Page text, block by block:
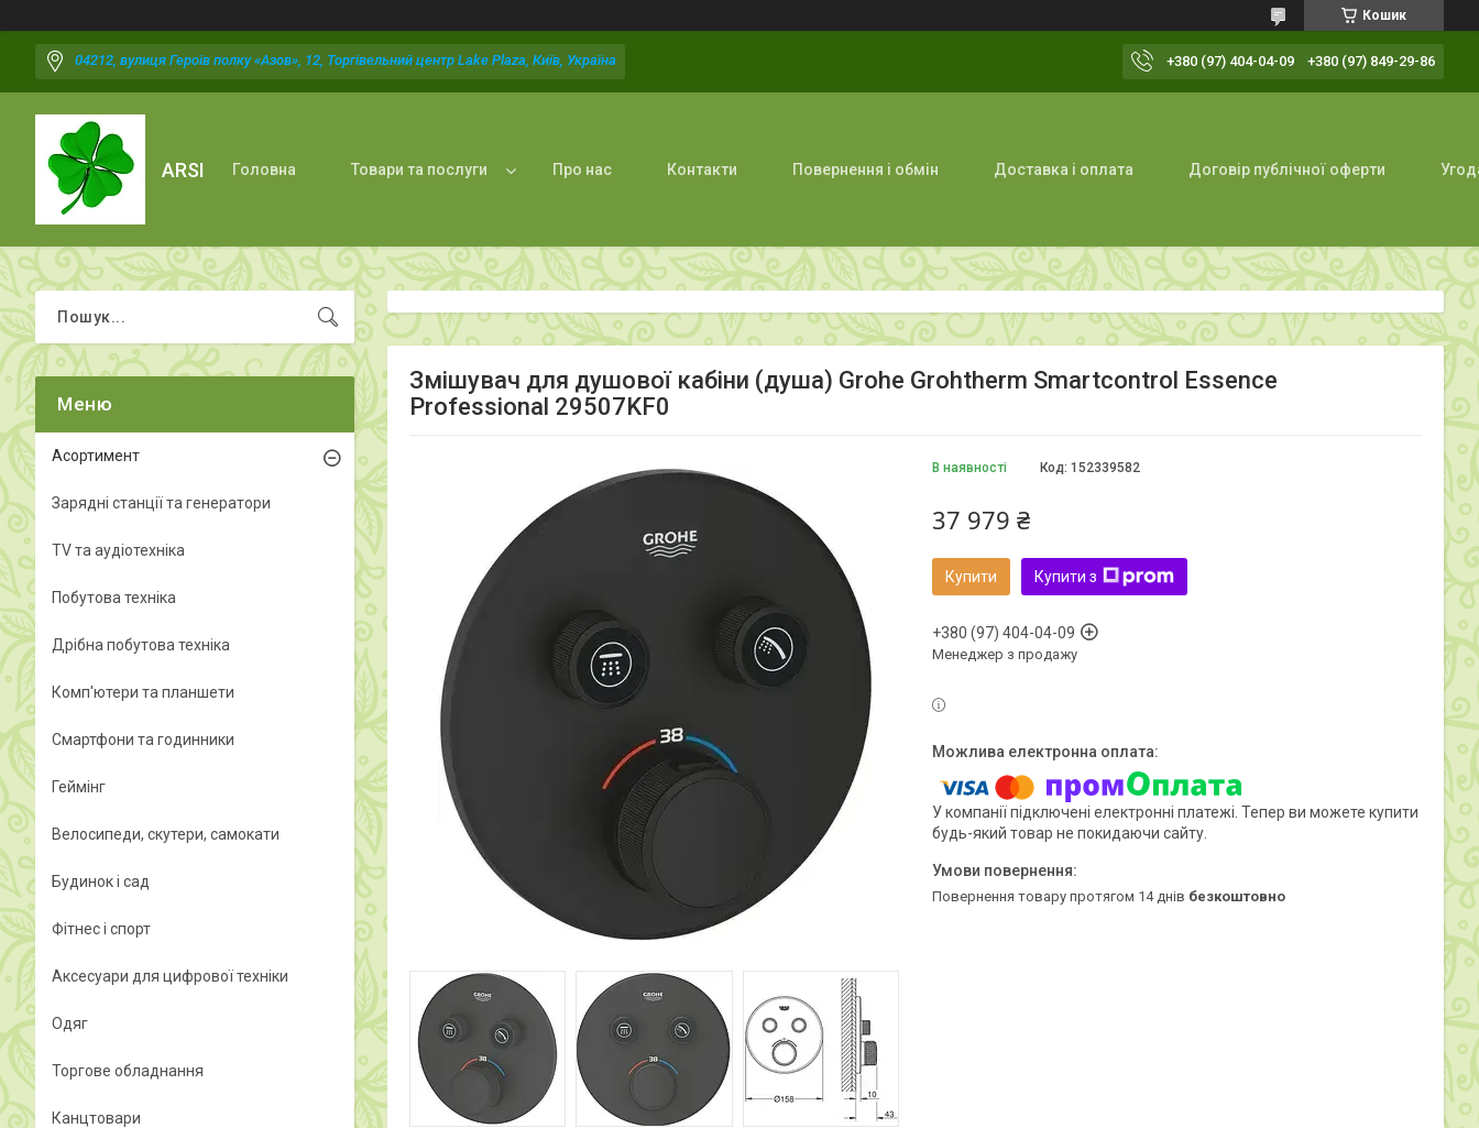
Кошик
04212, вулиця Героїв полку «Азов», 12, Торгівельний центр Lake Plaza, Київ, Україна +380 (97) 404-04-09 +380 (97) 849-29-86
ARSI Головна Товари та послуги Про нас Контакти Повернення і обмін Доставка і оплата Договір публічної оферти
Змішувач для душової кабіни (душа) Grohe Grohtherm Smartcontrol Essence
Professional 29507KF0
В наявності Код: 152339582
37 979 ₴
Купити Купити з
+380 (97) 404-04-09
Менеджер з продажу
У компанії підключені електронні платежі. Тепер ви можете купити
будь-який товар не покидаючи сайту.
повернення товару протягом 14 днів безкоштовно
Асортимент
Зарядні станції та генератори
TV та аудіотехніка
Побутова техніка
Дрібна побутова техніка
Комп'ютери та планшети
Смартфони та годинники
Геймінг
Велосипеди, скутери, самокати
Будинок і сад
Фітнес і спорт
Аксесуари для цифрової техніки
Одяг
Торгове обладнання
Канцтовари